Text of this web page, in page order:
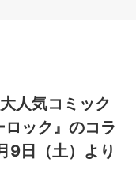
人気コミック
ック』のコラ
9日（土）より